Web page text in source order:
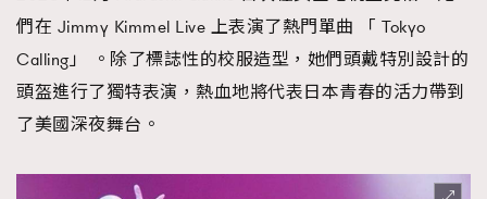
們在 Jimmy Kimmel Live 上表演了熱門單曲 「 Tokyo
Calling」 。除了標誌性的校服造型，她們頭戴特別設計的
頭盔進行了獨特表演，熱血地將代表日本青春的活力帶到
了美國深夜舞台。